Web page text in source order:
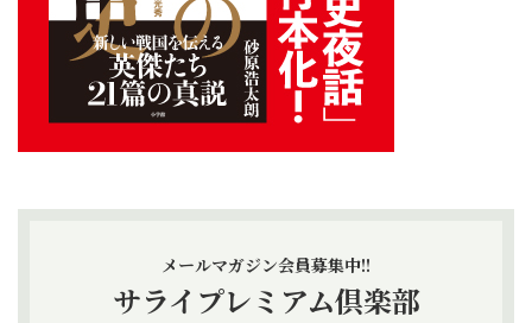
メールマガジン会員募集中!!
サライプレミアム倶楽部